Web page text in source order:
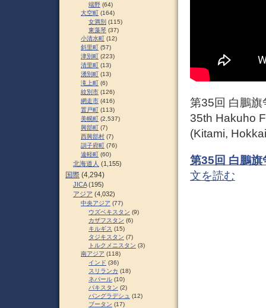
第35回 白鵬旗
35th Hakuho
(Kitami,
第35回 白鵬旗
文を読む
端野 (64)
大空町 (164)
女満別 (115)
東藻琴 (37)
小清水町 (12)
斜里町 (57)
津別町 (223)
清里町 (13)
湧別町 (13)
滝上町 (6)
紋別市 (126)
網走市 (416)
置戸町 (113)
美幌町 (2,537)
興部町 (7)
西興部村 (7)
訓子府町 (76)
遠軽町 (60)
北海道人 (1,155)
国際 (4,294)
JICA(195)
アジア (4,032)
中央アジア (77)
ウズベキスタン (9)
カザフスタン (6)
キルギス (15)
タジキスタン (7)
トルクメニスタン (3)
南アジア (118)
インド (36)
スリランカ (18)
ネパール (10)
パキスタン (2)
バングラデシュ (12)
ブータン (17)